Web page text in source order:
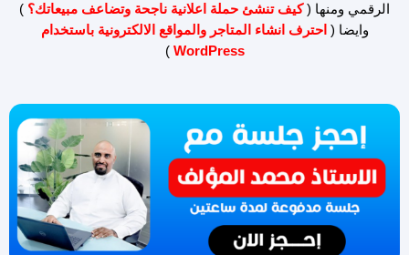
الرقمي ومنها (كيف تنشئ حملة اعلانية ناجحة وتضاعف مبيعاتك؟ )
وايضا ( احترف انشاء المتاجر والمواقع الالكترونية باستخدام
WordPress
)